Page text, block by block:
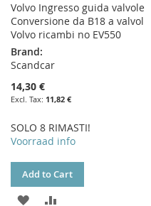
Volvo Ingresso guida valvole
Conversione da B18 a valvol
Volvo ricambi no EV550
Brand:
Scandcar
14,30 €
11,82 €
SOLO 8 RIMASTI!
Voorraad info
Add to Cart
ADD